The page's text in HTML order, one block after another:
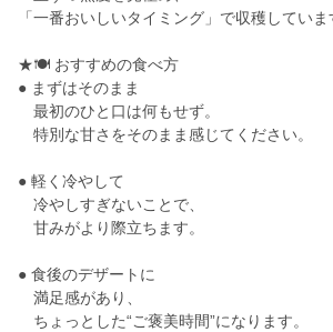
「一番おいしいタイミング」で収穫していま
★🍽 おすすめの食べ方
● まずはそのまま
最初のひと口は何もせず。
特別な甘さをそのまま感じてください。
● 軽く冷やして
冷やしすぎないことで、
甘みがより際立ちます。
● 食後のデザートに
満足感があり、
ちょっとした“ご褒美時間”になります。